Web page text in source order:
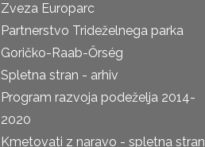
Zveza Europarc
Partnerstvo Trideželnega parka
Goričko-Raab-Őrség
Spletna stran - arhiv
Program razvoja podeželja 2014-
2020
Kmetovati z naravo - spletna stran